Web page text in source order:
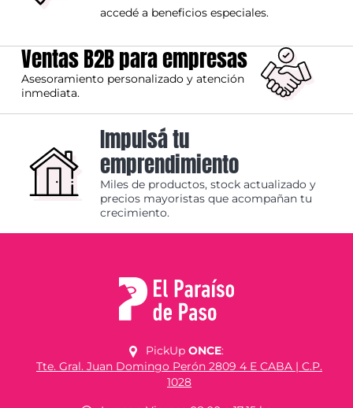
accedé a beneficios especiales.
Ventas B2B para empresas
Asesoramiento personalizado y atención
inmediata.
Impulsá tu
emprendimiento
Miles de productos, stock actualizado y
precios mayoristas que acompañan tu
crecimiento.
PickUp ONCE:
Tte. Gral. Juan Domingo Perón 2809 4 E CABA | C.P.
1028